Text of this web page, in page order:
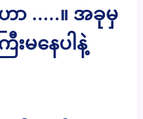
ာ …..။ အခုမှ
မနေပါနဲ့